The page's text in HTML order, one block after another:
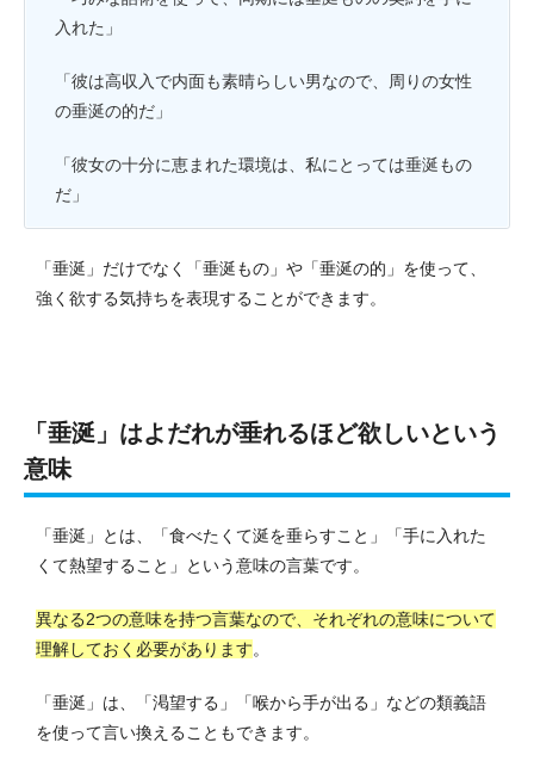
入れた」
「彼は高収入で内面も素晴らしい男なので、周りの女性
の垂涎の的だ」
「彼女の十分に恵まれた環境は、私にとっては垂涎もの
だ」
「垂涎」だけでなく「垂涎もの」や「垂涎の的」を使って、
強く欲する気持ちを表現することができます。
「垂涎」はよだれが垂れるほど欲しいという
意味
「垂涎」とは、「食べたくて涎を垂らすこと」「手に入れた
くて熱望すること」という意味の言葉です。
異なる2つの意味を持つ言葉なので、それぞれの意味について
理解しておく必要があります。
「垂涎」は、「渇望する」「喉から手が出る」などの類義語
を使って言い換えることもできます。